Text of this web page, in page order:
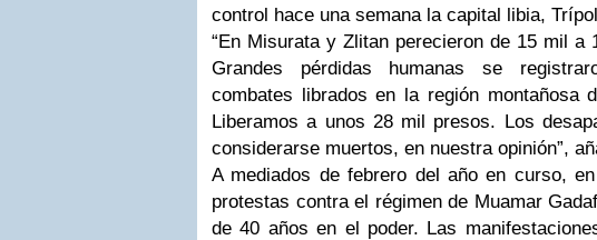
control hace una semana la capital libia,
“En Misurata y Zlitan perecieron de 15 mil a
Grandes pérdidas humanas se
combates librados en la región montañosa
Liberamos a unos 28 mil presos. Los
considerarse muertos, en nuestra opinión”,
A mediados de febrero del año en curso,
protestas contra el régimen de Muamar
de 40 años en el poder. Las